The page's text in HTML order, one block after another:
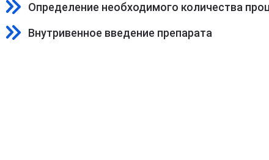
Определение необходимого количества
Внутривенное введение препарата